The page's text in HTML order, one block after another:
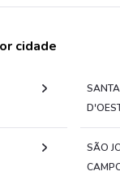
cidade
SÃO